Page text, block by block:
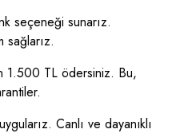
seçeneği sunarız.
sağlarız.
1.500 TL ödersiniz. Bu,
Canlı ve dayanıklı